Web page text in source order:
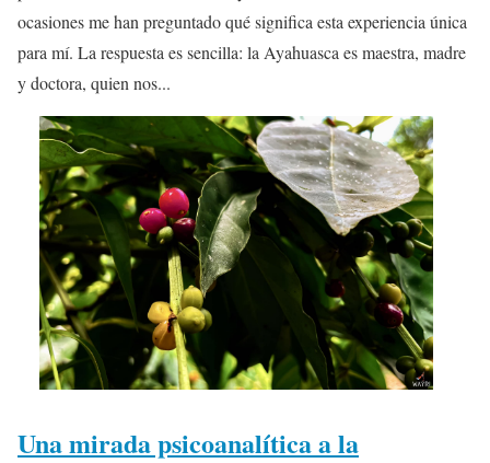
ocasiones me han preguntado qué significa esta experiencia única
para mí. La respuesta es sencilla: la Ayahuasca es maestra, madre
y doctora, quien nos...
Una mirada psicoanalítica a la